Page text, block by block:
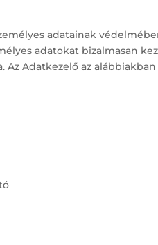
adatainak
adatokat bizalmasan
Adatkezelő az